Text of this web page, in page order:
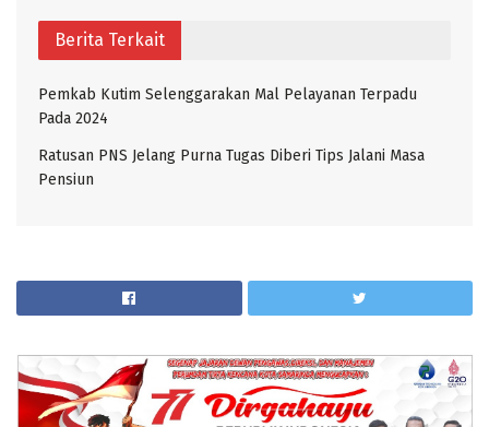
Berita Terkait
Pemkab Kutim Selenggarakan Mal Pelayanan Terpadu
Pada 2024
Ratusan PNS Jelang Purna Tugas Diberi Tips Jalani Masa
Pensiun